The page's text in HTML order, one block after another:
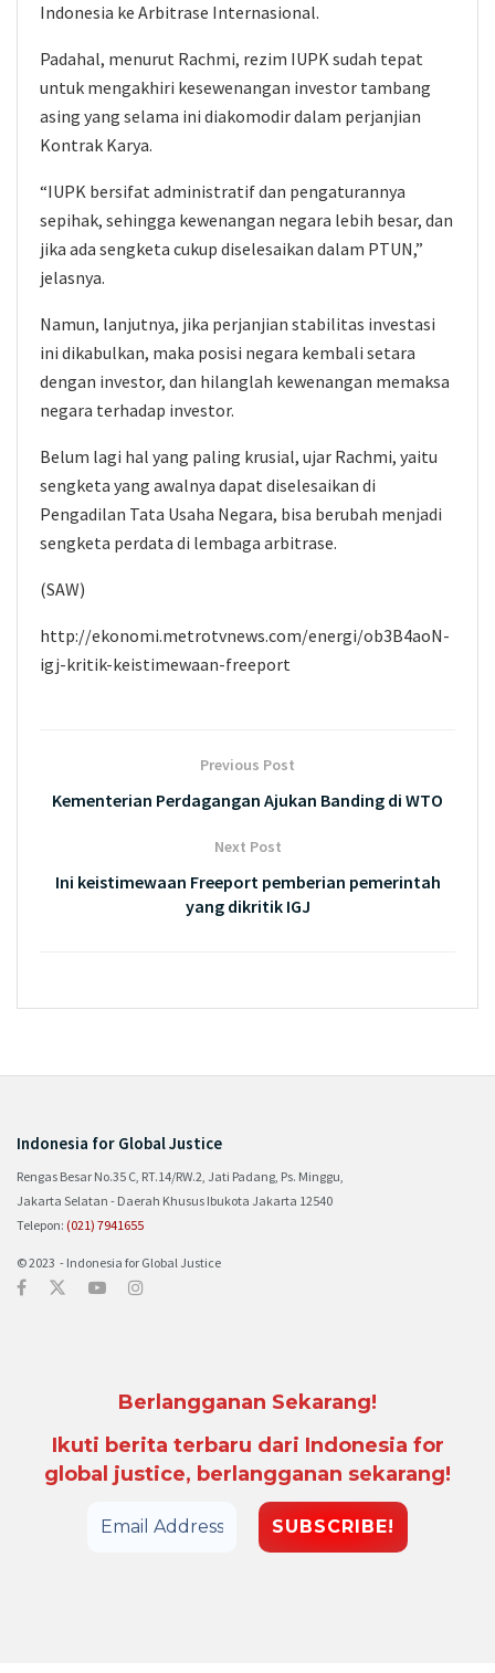
Indonesia ke Arbitrase Internasional.
Padahal, menurut Rachmi, rezim IUPK sudah tepat
untuk mengakhiri kesewenangan investor tambang
asing yang selama ini diakomodir dalam perjanjian
Kontrak Karya.
“IUPK bersifat administratif dan pengaturannya
sepihak, sehingga kewenangan negara lebih besar, dan
jika ada sengketa cukup diselesaikan dalam PTUN,”
jelasnya.
Namun, lanjutnya, jika perjanjian stabilitas investasi
ini dikabulkan, maka posisi negara kembali setara
dengan investor, dan hilanglah kewenangan memaksa
negara terhadap investor.
Belum lagi hal yang paling krusial, ujar Rachmi, yaitu
sengketa yang awalnya dapat diselesaikan di
Pengadilan Tata Usaha Negara, bisa berubah menjadi
sengketa perdata di lembaga arbitrase.
(SAW)
http://ekonomi.metrotvnews.com/energi/ob3B4aoN-
igj-kritik-keistimewaan-freeport
Previous Post
Kementerian Perdagangan Ajukan Banding di WTO
Next Post
Ini keistimewaan Freeport pemberian pemerintah
yang dikritik IGJ
Indonesia for Global Justice
Rengas Besar No.35 C, RT.14/RW.2, Jati Padang, Ps. Minggu,
Jakarta Selatan - Daerah Khusus Ibukota Jakarta 12540
Telepon: (021) 7941655
© 2023 - Indonesia for Global Justice
Berlangganan Sekarang!
Ikuti berita terbaru dari Indonesia for
global justice, berlangganan sekarang!